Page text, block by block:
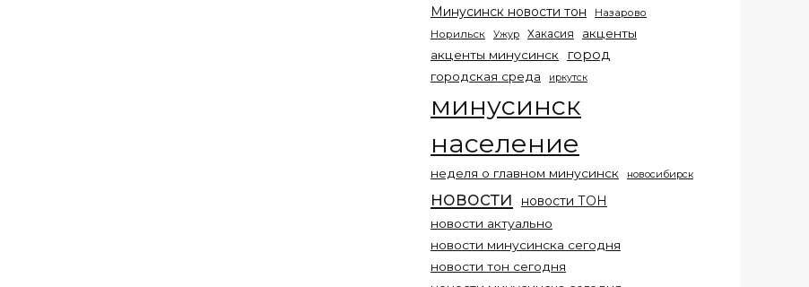
Минусинск новости тон
Назарово
Норильск
Ужур Хакасия
акценты
акценты минусинск
город
городская среда иркутск
минусинск
население
неделя о главном минусинск новосибирск
новости новости ТОН
новости актуально
новости минусинска сегодня
новости тон сегодня